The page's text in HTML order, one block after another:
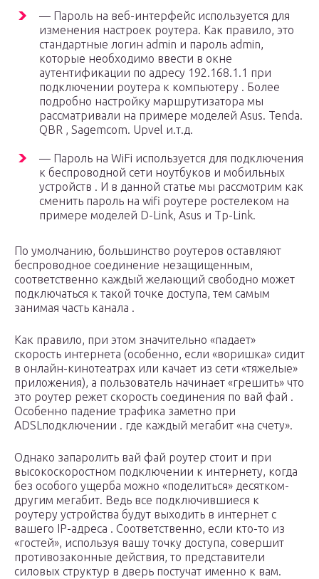
— Пароль на веб-интерфейс используется для
изменения настроек роутера. Как правило, это
стандартные логин admin и пароль admin,
которые необходимо ввести в окне
аутентификации по адресу 192.168.1.1 при
подключении роутера к компьютеру . Более
подробно настройку маршрутизатора мы
рассматривали на примере моделей Asus. Tenda.
QBR , Sagemcom. Upvel и.т.д.
— Пароль на WiFi используется для подключения
к беспроводной сети ноутбуков и мобильных
устройств . И в данной статье мы рассмотрим как
сменить пароль на wifi роутере ростелеком на
примере моделей D-Link, Asus и Tp-Link.
По умолчанию, большинство роутеров оставляют
беспроводное соединение незащищенным,
соответственно каждый желающий свободно может
подключаться к такой точке доступа, тем самым
занимая часть канала .
Как правило, при этом значительно «падает»
скорость интернета (особенно, если «воришка» сидит
в онлайн-кинотеатрах или качает из сети «тяжелые»
приложения), а пользователь начинает «грешить» что
это роутер режет скорость соединения по вай фай .
Особенно падение трафика заметно при
ADSLподключении . где каждый мегабит «на счету».
Однако запаролить вай фай роутер стоит и при
высокоскоростном подключении к интернету, когда
без особого ущерба можно «поделиться» десятком-
другим мегабит. Ведь все подключившиеся к
роутеру устройства будут выходить в интернет с
вашего IP-адреса . Соответственно, если кто-то из
«гостей», используя вашу точку доступа, совершит
противозаконные действия, то представители
силовых структур в дверь постучат именно к вам.